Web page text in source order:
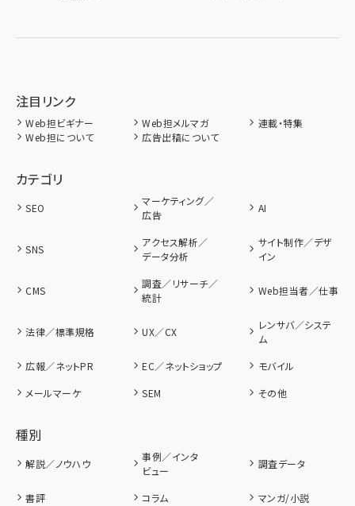
注目リンク
Web担ビギナー Web担メルマガ
連載・特集
Web担について
広告出稿について
カテゴリ
SEO
マーケティング／
広告
AI
SNS
アクセス解析／
データ分析
サイト制作／デザ
イン
CMS
調査／リサーチ／
統計
Web担当者／仕事
法律／標準規格 UX／CX
レンサバ／システ
ム
広報／ネットPR
EC／ネットショップ
モバイル
メールマーケ
SEM その他
種別
解説／ノウハウ
事例／インタ
ビュー
調査データ
書評 コラム
マンガ/小説